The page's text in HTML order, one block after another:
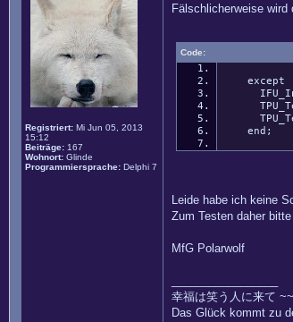
Registriert: Mi Jun 05, 2013
15:12
Beiträge: 167
Wohnort: Glinde
Programmiersprache: Delphi 7
Fälschlicherweise
Code:
except
end;
Leide habe ich keine
Zum Testen daher
MfG Polarwolf
幸福は笑う人に来て
Das Glück kommt zu